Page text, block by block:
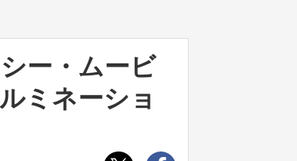
ー・ムービ
ミネーショ